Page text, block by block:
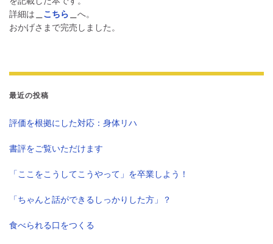
詳細は
こちら
へ。
おかげさまで完売しました。
最近の投稿
評価を根拠にした対応：身体リハ
書評をご覧いただけます
「ここをこうしてこうやって」を卒業しよう！
「ちゃんと話ができるしっかりした方」？
食べられる口をつくる